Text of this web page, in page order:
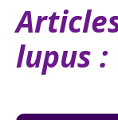
lupus :